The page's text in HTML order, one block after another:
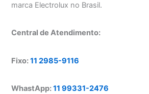
marca Electrolux no Brasil.
Central de Atendimento:
Fixo:11 2985-9116
WhastApp:11 99331-2476